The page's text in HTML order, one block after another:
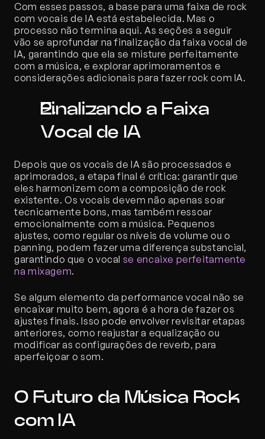
Com esses passos, a base para uma faixa de rock
com vocais de IA está estabelecida. Mas o
processo não termina aqui. As seções a seguir
vão se aprofundar na finalização da faixa vocal de
IA, garantindo que ela se misture perfeitamente
com a música, e explorar aprimoramentos e
considerações adicionais para fazer rock com IA.
Finalizando a Faixa
Vocal de IA
Depois que os vocais de IA são processados e
aprimorados, a etapa final é crítica: garantir que
eles harmonizem com a composição de rock
existente. Os vocais devem não apenas soar
tecnicamente bons, mas também ressoar
emocionalmente com a música. Pequenos
ajustes, como regular os níveis de volume ou o
panning, podem fazer uma diferença substancial,
garantindo que o vocal se encaixe perfeitamente
na mixagem.
Se algum elemento da performance vocal não se
encaixar muito bem, agora é a hora de fazer os
ajustes finais. Isso pode envolver revisitar etapas
anteriores, como reajustar a equalização ou
modificar as configurações de reverb, para
aperfeiçoar o som.
O Futuro da Música Rock
com IA